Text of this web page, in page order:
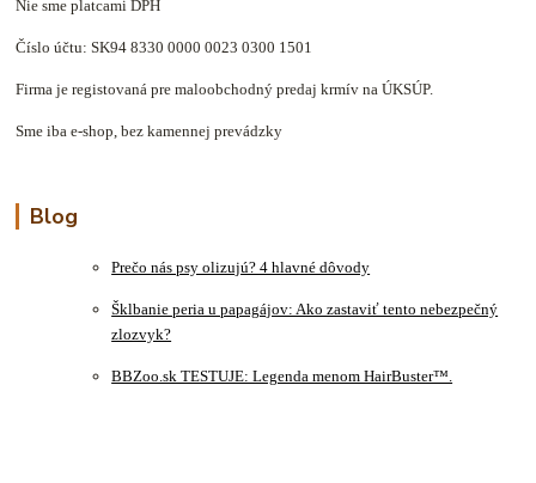
Nie sme platcami DPH
Číslo účtu: SK94 8330 0000 0023 0300 1501
Firma je registovaná pre maloobchodný predaj krmív na ÚKSÚP.
Sme iba e-shop, bez kamennej prevádzky
Blog
Prečo nás psy olizujú? 4 hlavné dôvody
Šklbanie peria u papagájov: Ako zastaviť tento nebezpečný
zlozvyk?
BBZoo.sk TESTUJE: Legenda menom HairBuster™.